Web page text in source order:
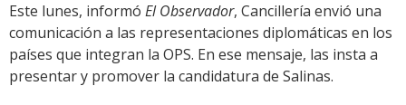
Este lunes, informó El Observador, Cancillería envió una
comunicación a las representaciones diplomáticas en los
países que integran la OPS. En ese mensaje, las insta a
presentar y promover la candidatura de Salinas.